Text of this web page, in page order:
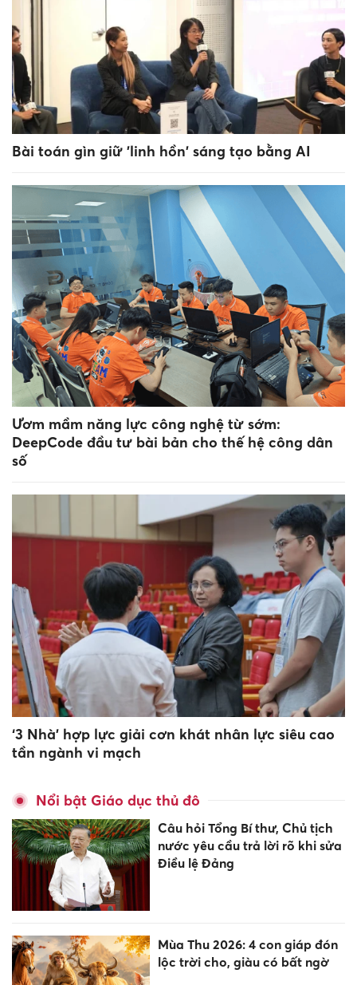
Bài toán gìn giữ 'linh hồn' sáng tạo bằng AI
Ươm mầm năng lực công nghệ từ sớm:
DeepCode đầu tư bài bản cho thế hệ công dân
số
‘3 Nhà’ hợp lực giải cơn khát nhân lực siêu cao
tần ngành vi mạch
Nổi bật Giáo dục thủ đô
Câu hỏi Tổng Bí thư, Chủ tịch
nước yêu cầu trả lời rõ khi sửa
Điều lệ Đảng
Mùa Thu 2026: 4 con giáp đón
lộc trời cho, giàu có bất ngờ